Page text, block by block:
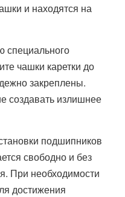
и находятся на
специального
чашки каретки до
закреплены.
создавать излишнее
подшипников
свободно и без
При необходимости
достижения